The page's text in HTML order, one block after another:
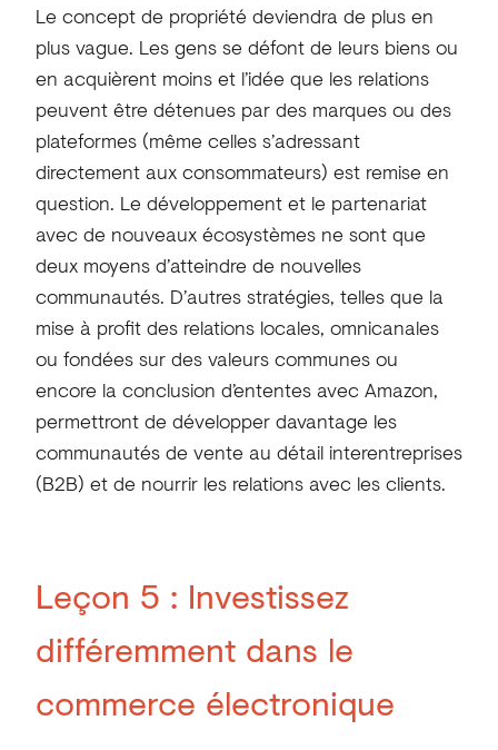
Le concept de propriété deviendra de plus en
plus vague. Les gens se défont de leurs biens ou
en acquièrent moins et l’idée que les relations
peuvent être détenues par des marques ou des
plateformes (même celles s’adressant
directement aux consommateurs) est remise en
question. Le développement et le partenariat
avec de nouveaux écosystèmes ne sont que
deux moyens d’atteindre de nouvelles
communautés. D’autres stratégies, telles que la
mise à profit des relations locales, omnicanales
ou fondées sur des valeurs communes ou
encore la conclusion d’ententes avec Amazon,
permettront de développer davantage les
communautés de vente au détail interentreprises
(B2B) et de nourrir les relations avec les clients.
Leçon 5 : Investissez
différemment dans le
commerce électronique